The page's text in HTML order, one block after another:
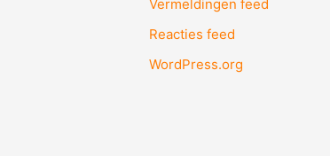
Vermeldingen feed
Reacties feed
WordPress.org